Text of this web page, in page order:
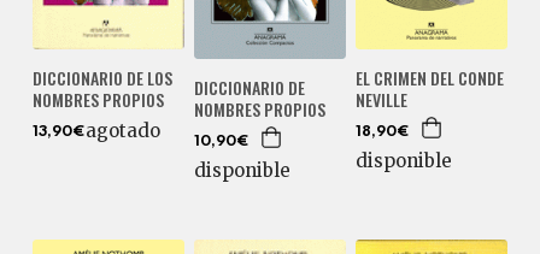
DICCIONARIO DE LOS
NOMBRES PROPIOS
13,90€agotado
DICCIONARIO DE
NOMBRES PROPIOS
10,90€
disponible
EL CRIMEN DEL CONDE
NEVILLE
18,90€
disponible